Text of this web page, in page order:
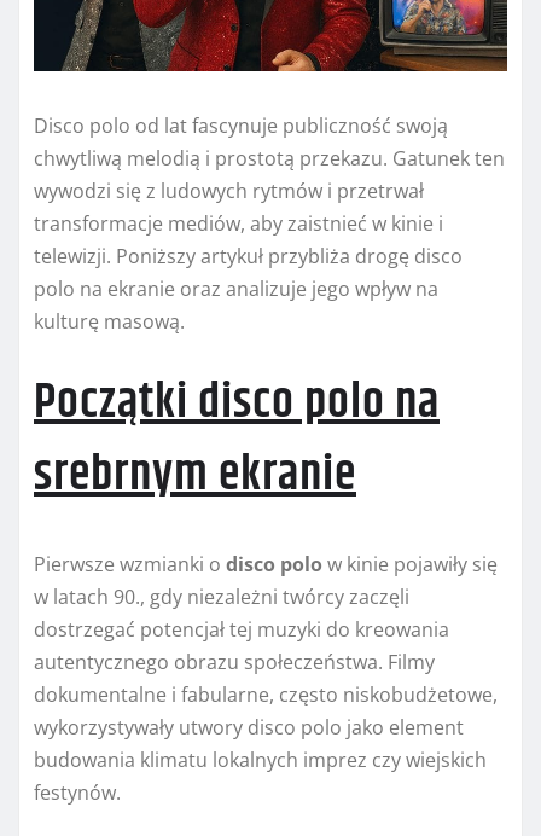
Disco polo od lat fascynuje publiczność swoją
chwytliwą melodią i prostotą przekazu. Gatunek ten
wywodzi się z ludowych rytmów i przetrwał
transformacje mediów, aby zaistnieć w kinie i
telewizji. Poniższy artykuł przybliża drogę disco
polo na ekranie oraz analizuje jego wpływ na
kulturę masową.
Początki disco polo na
srebrnym ekranie
Pierwsze wzmianki o disco polo w kinie pojawiły się
w latach 90., gdy niezależni twórcy zaczęli
dostrzegać potencjał tej muzyki do kreowania
autentycznego obrazu społeczeństwa. Filmy
dokumentalne i fabularne, często niskobudżetowe,
wykorzystywały utwory disco polo jako element
budowania klimatu lokalnych imprez czy wiejskich
festynów.